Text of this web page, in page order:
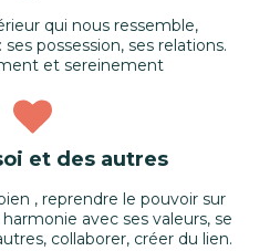
qui nous ressemble,
possession, ses relations.
et sereinement
et des autres
, reprendre le pouvoir sur
avec ses valeurs, se
collaborer, créer du lien.